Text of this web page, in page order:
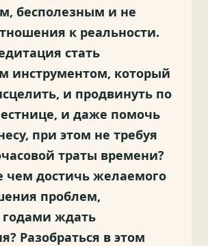
бесполезным и не
к реальности.
стать
инструментом, который
и продвинуть по
и даже помочь
при этом не требуя
траты времени?
чем достичь желаемого
проблем,
ждать
Разобраться в этом